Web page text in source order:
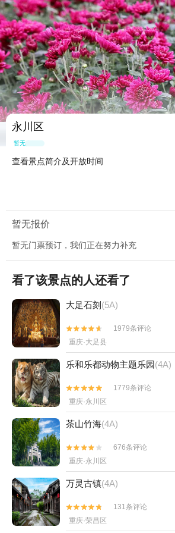
永川区
暂无点评
查看景点简介及开放时间
暂无报价
暂无门票预订，我们正在努力补充
看了该景点的人还看了
大足石刻 (5A)


1979条评论
重庆·大足县
乐和乐都动物主题乐园(4A)


1779条评论
重庆·永川区
茶山竹海(4A)


676条评论
重庆·永川区
万灵古镇(4A)


131条评论
重庆·荣昌区
